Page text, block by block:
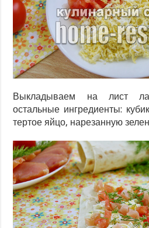
Выкладываем на лист
остальные ингредиенты:
тертое яйцо, нарезанную